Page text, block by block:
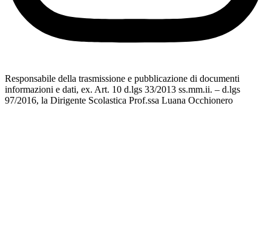
Responsabile della trasmissione e pubblicazione di documenti
informazioni e dati, ex. Art. 10 d.lgs 33/2013 ss.mm.ii. – d.lgs
97/2016, la Dirigente Scolastica Prof.ssa Luana Occhionero